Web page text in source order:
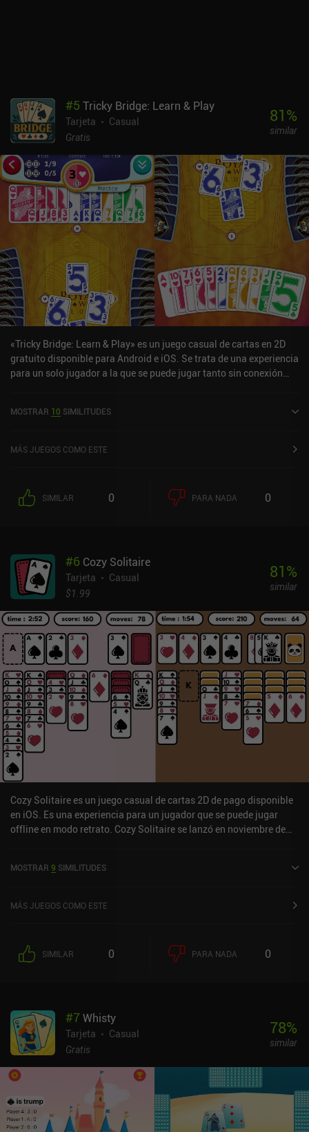
ocasionales. #5 Tricky Bridge: Learn & Play
Tarjeta
Casual
Gratis
81%
similar
«Tricky Bridge: Learn & Play» es un juego casual de cartas en 2D
gratuito disponible para Android e iOS. Se trata de una experiencia
para un solo jugador a la que se puede jugar tanto sin conexión
valoración de 4,7 sobre 5,0 en Google Play y de 4,9 sobre 5,0 en la
MOSTRAR 10 SIMILITUDES
MÁS JUEGOS COMO ESTE
SIMILAR 0 PARA NADA 0
#6 Cozy Solitaire
Tarjeta
Casual
$1.99
81%
similar
Cozy Solitaire es un juego casual de cartas 2D de pago disponible
en iOS. Es una experiencia para un jugador que se puede jugar
offline en modo retrato. Cozy Solitaire se lanzó en noviembre de
MOSTRAR 9 SIMILITUDES
MÁS JUEGOS COMO ESTE
SIMILAR 0 PARA NADA 0
#7Whisty
Tarjeta
Casual
Gratis
78%
similar